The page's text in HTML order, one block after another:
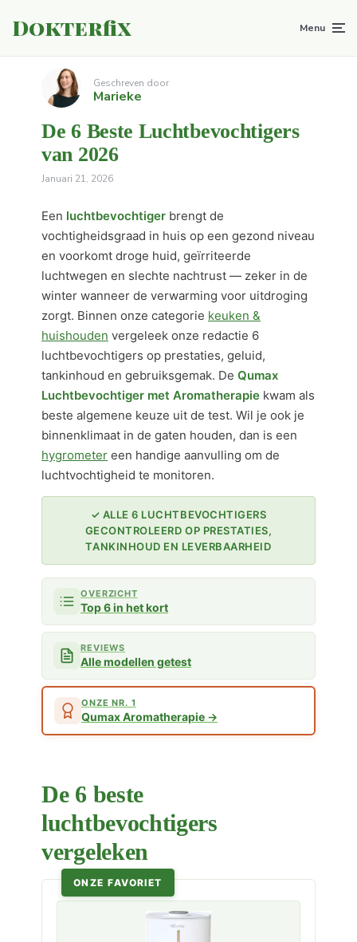
Dokterfix Menu
Geschreven door
Marieke
De 6 Beste Luchtbevochtigers
van 2026
Januari 21, 2026
Een luchtbevochtiger brengt de
vochtigheidsgraad in huis op een gezond niveau
en voorkomt droge huid, geïrriteerde
luchtwegen en slechte nachtrust — zeker in de
winter wanneer de verwarming voor uitdroging
zorgt. Binnen onze categorie keuken &
huishouden vergeleek onze redactie 6
luchtbevochtigers op prestaties, geluid,
tankinhoud en gebruiksgemak. De Qumax
Luchtbevochtiger met Aromatherapie kwam als
beste algemene keuze uit de test. Wil je ook je
binnenklimaat in de gaten houden, dan is een
hygrometer een handige aanvulling om de
luchtvochtigheid te monitoren.
✓ ALLE 6 LUCHTBEVOCHTIGERS
GECONTROLEERD OP PRESTATIES,
TANKINHOUD EN LEVERBAARHEID
OVERZICHT
Top 6 in het kort
REVIEWS
Alle modellen getest
ONZE NR. 1
Qumax Aromatherapie
De 6 beste
luchtbevochtigers
vergeleken
ONZE FAVORIET